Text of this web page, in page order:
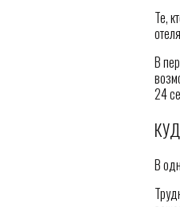
Те,
В
24
В